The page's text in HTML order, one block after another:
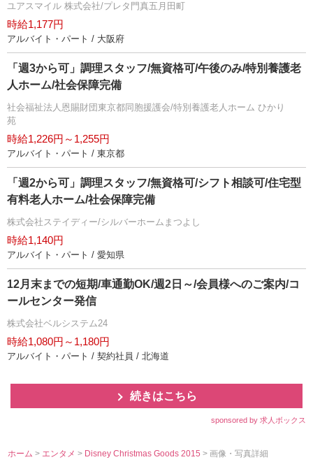
ユアスマイル 株式会社/プレタ門真五月田町
時給1,177円
アルバイト・パート / 大阪府
「週3から可」調理スタッフ/無資格可/午後のみ/特別養護老
人ホーム/社会保障完備
社会福祉法人恩賜財団東京都同胞援護会/特別養護老人ホーム ひかり
苑
時給1,226円～1,255円
アルバイト・パート / 東京都
「週2から可」調理スタッフ/無資格可/シフト相談可/住宅型
有料老人ホーム/社会保障完備
株式会社ステイディー/シルバーホームまつよし
時給1,140円
アルバイト・パート / 愛知県
12月末までの短期/車通勤OK/週2日～/会員様へのご案内/コ
ールセンター発信
株式会社ベルシステム24
時給1,080円～1,180円
アルバイト・パート / 契約社員 / 北海道
続きはこちら
sponsored by 求人ボックス
ホーム > エンタメ> Disney Christmas Goods 2015> 画像・写真詳細